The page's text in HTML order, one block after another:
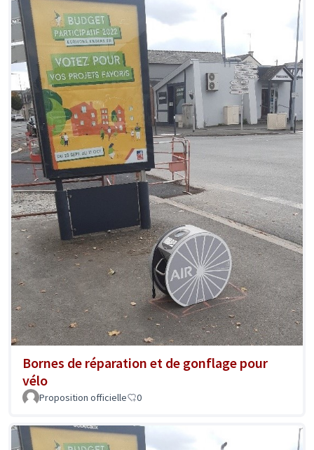
Bornes de réparation et de gonflage pour
vélo
Proposition officielle 0